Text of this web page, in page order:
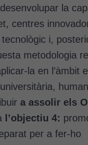
la
centres
i,
metodologia
la en l’àmbit
a assolir els
l’objectiu 4:
per a fer-ho